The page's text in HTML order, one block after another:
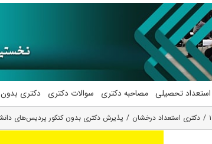
استعداد تحصیلی مصاحبه دکتری سوالات دکتری دکتری
دکتری استعداد درخشان پذیرش دکتری بدون کنکور پردیس‌های دانشگاه